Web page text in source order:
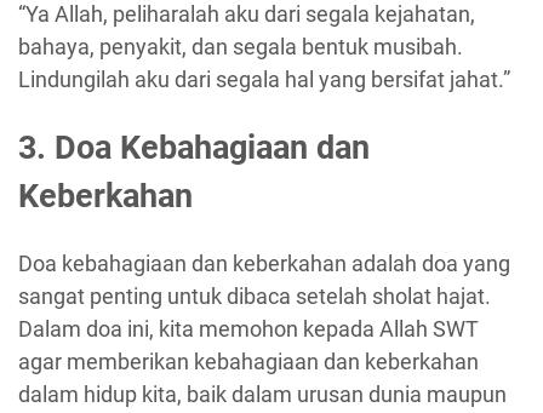
“Ya Allah, peliharalah aku dari segala kejahatan,
bahaya, penyakit, dan segala bentuk musibah.
Lindungilah aku dari segala hal yang bersifat jahat.”
3. Doa Kebahagiaan dan
Keberkahan
Doa kebahagiaan dan keberkahan adalah doa yang
sangat penting untuk dibaca setelah sholat hajat.
Dalam doa ini, kita memohon kepada Allah SWT
agar memberikan kebahagiaan dan keberkahan
dalam hidup kita, baik dalam urusan dunia maupun